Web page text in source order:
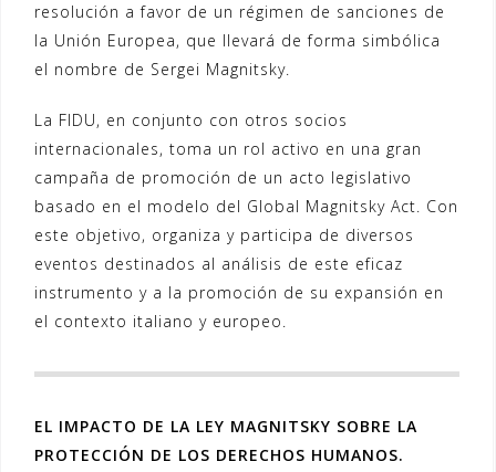
resolución a favor de un régimen de sanciones de
la Unión Europea, que llevará de forma simbólica
el nombre de Sergei Magnitsky.
La FIDU, en conjunto con otros socios
internacionales, toma un rol activo en una gran
campaña de promoción de un acto legislativo
basado en el modelo del Global Magnitsky Act. Con
este objetivo, organiza y participa de diversos
eventos destinados al análisis de este eficaz
instrumento y a la promoción de su expansión en
el contexto italiano y europeo.
EL IMPACTO DE LA LEY MAGNITSKY SOBRE LA
PROTECCIÓN DE LOS DERECHOS HUMANOS.